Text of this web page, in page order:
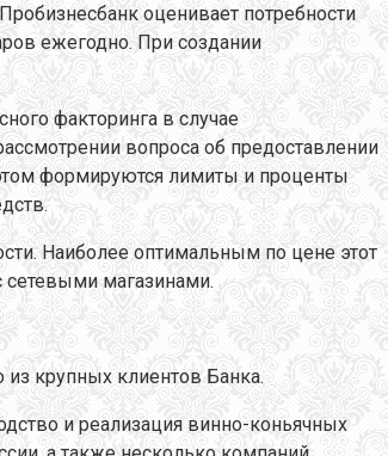
оценивает потребности
ежегодно. При создании
факторинга в случае
вопроса об предоставлении
формируются лимиты и проценты
Наиболее оптимальным по цене этот
сетевыми магазинами.
крупных клиентов Банка.
и реализация винно-коньячных